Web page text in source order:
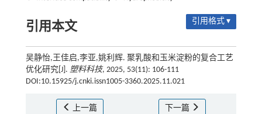
引用本文 引用格式 ▾
吴静怡,王佳启,李亚,姚利辉. 聚乳酸和玉米淀粉的复合工艺
优化研究[J]. 塑料科技, 2025, 53(11): 106-111
DOI:10.15925/j.cnki.issn1005-3360.2025.11.021
上一篇 下一篇